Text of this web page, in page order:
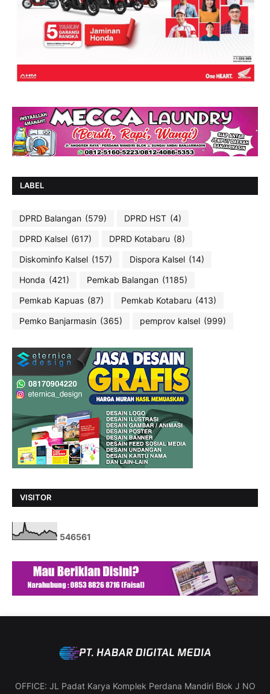
LABEL
DPRD Balangan (579) DPRD HST (4)
DPRD Kalsel (617) DPRD Kotabaru (8)
Diskominfo Kalsel (157) Dispora Kalsel (14)
Honda (421) Pemkab Balangan (1185)
Pemkab Kapuas (87) Pemkab Kotabaru (413)
Pemko Banjarmasin (365) pemprov kalsel (999)
VISITOR
546561
OFFICE: JL Padat Karya Komplek Perdana Mandiri Blok J NO